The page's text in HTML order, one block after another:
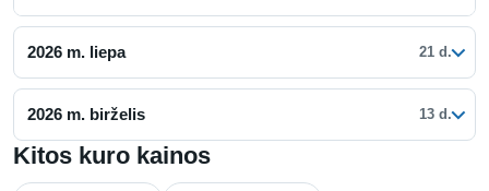
2026 m. liepa 21 d.
2026 m. birželis 13 d.
Kitos kuro kainos